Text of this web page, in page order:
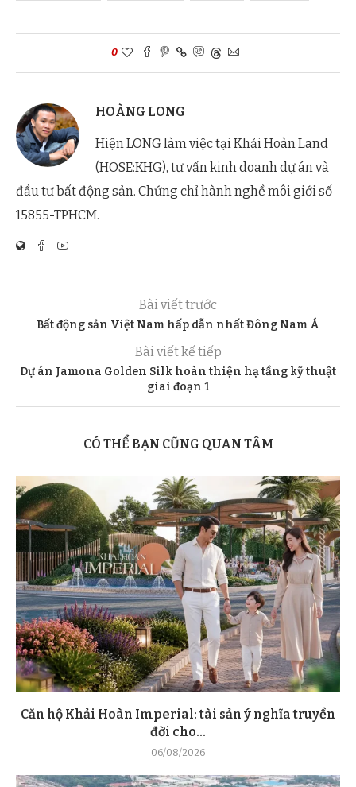
0
HOÀNG LONG
Hiện LONG làm việc tại Khải Hoàn Land
(HOSE:KHG), tư vấn kinh doanh dự án và
đầu tư bất động sản. Chứng chỉ hành nghề môi giới số
15855-TPHCM.
Bài viết trước
Bất động sản Việt Nam hấp dẫn nhất Đông Nam Á
Bài viết kế tiếp
Dự án Jamona Golden Silk hoàn thiện hạ tầng kỹ thuật
giai đoạn 1
CÓ THỂ BẠN CŨNG QUAN TÂM
Căn hộ Khải Hoàn Imperial: tài sản ý nghĩa truyền
đời cho...
06/08/2026